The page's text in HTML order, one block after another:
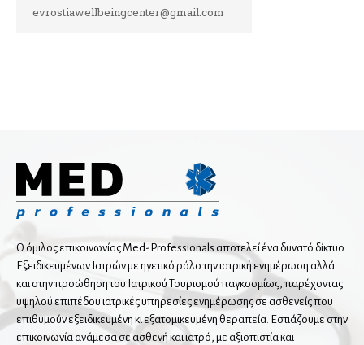
Ειδικοί παθολόγοι
Κλινικοί Υπερτασιολόγοι
Ογκολόγοι
Παθολογοανατόμοι
Παιδίατροι
evrostiawellbeingcenter@gmail.com
Ο όμιλος επικοινωνίας Med-Professionals αποτελεί ένα δυνατό δίκτυο
Εξειδικευμένων Ιατρών με ηγετικό ρόλο την ιατρική ενημέρωση αλλά
και στην προώθηση του Ιατρικού Τουρισμού παγκοσμίως, παρέχοντας
υψηλού επιπέδου ιατρικές υπηρεσίες ενημέρωσης σε ασθενείς που
επιθυμούν εξειδικευμένη κι εξατομικευμένη θεραπεία. Εστιάζουμε στην
επικοινωνία ανάμεσα σε ασθενή και ιατρό, με αξιοπιστία και